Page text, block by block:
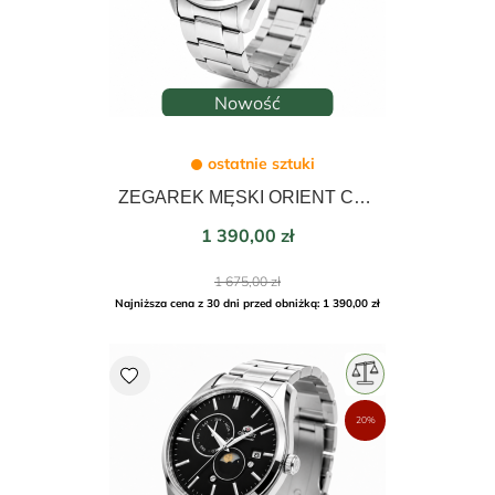
Nowość
ostatnie sztuki
ZEGAREK MĘSKI ORIENT CONTEMPORARY SUN&MOON AUTOMATIC 41mm RA-AK0315L30B
Cena
1 390,00 zł
Cena
podstawowa
1 675,00 zł
Najniższa cena z 30 dni przed obniżką: 1 390,00 zł
favorite
20%